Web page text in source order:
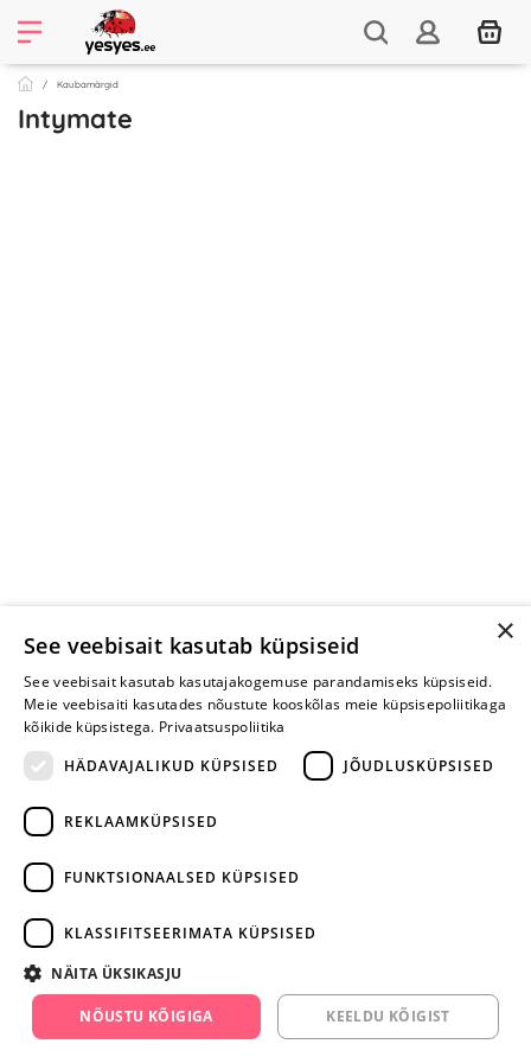
Kaubamärgid
Intymate
facebook.com/yesyes.ee
Instagram/yesyes.ee
×
See veebisait kasutab küpsiseid
See veebisait kasutab kasutajakogemuse parandamiseks küpsiseid.
Meie veebisaiti kasutades nõustute kooskõlas meie küpsisepoliitikaga
kõikide küpsistega. Privaatsuspoliitika
HÄDAVAJALIKUD KÜPSISED
JÕUDLUSKÜPSISED
REKLAAMKÜPSISED
FUNKTSIONAALSED KÜPSISED
KLASSIFITSEERIMATA KÜPSISED
NÄITA ÜKSIKASJU
NÕUSTU KÕIGIGA KEELDU KÕIGIST